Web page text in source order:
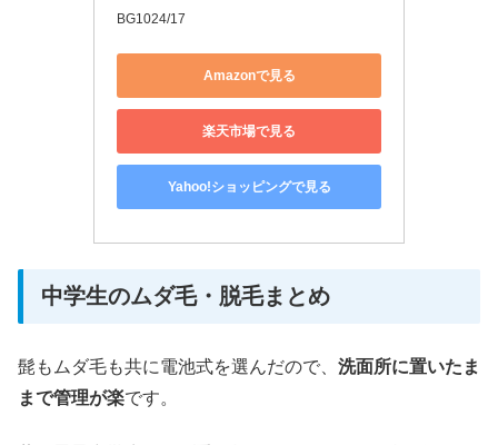
BG1024/17
Amazonで見る
楽天市場で見る
Yahoo!ショッピングで見る
中学生のムダ毛・脱毛まとめ
髭もムダ毛も共に電池式を選んだので、 洗面所に置いたま
まで管理が楽です。